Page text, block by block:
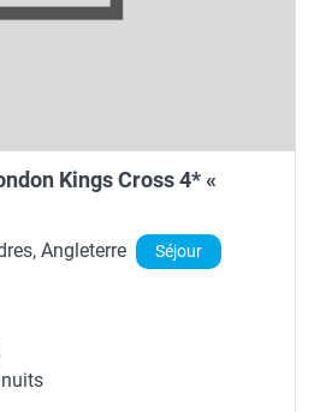
Kings Cross 4* «
Angleterre Séjour